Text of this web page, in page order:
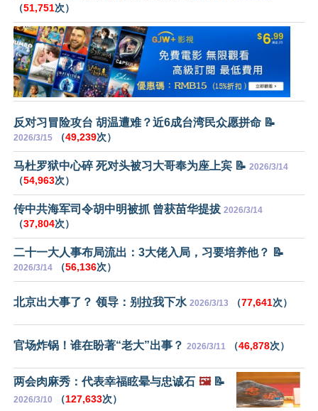
（51,751次）
反对习冒险攻台 胡温遭难？近6成台湾民众愿拼命 📝
2026/3/15 （49,239次）
马杜罗狱中心碎 死对头被习大哥奉为座上宾 📝 2026/3/14
（54,963次）
传中共海军司令胡中明被抓 曾获苗华提拔 2026/3/14
（37,804次）
二十一大人事布局流出：3大佬入局，习要培养他？ 📝
2026/3/14 （56,136次）
北京出大事了？ 领导：别拉我下水 2026/3/13 （77,641次）
官场炸锅！谁在盼著“老大”出事？ 2026/3/11 （46,878次）
两会肉麻秀：代表幸福眩晕与忠诚石 🖼️📝
2026/3/10 （127,633次）